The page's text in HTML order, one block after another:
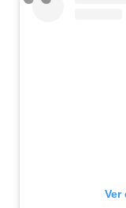
Ver